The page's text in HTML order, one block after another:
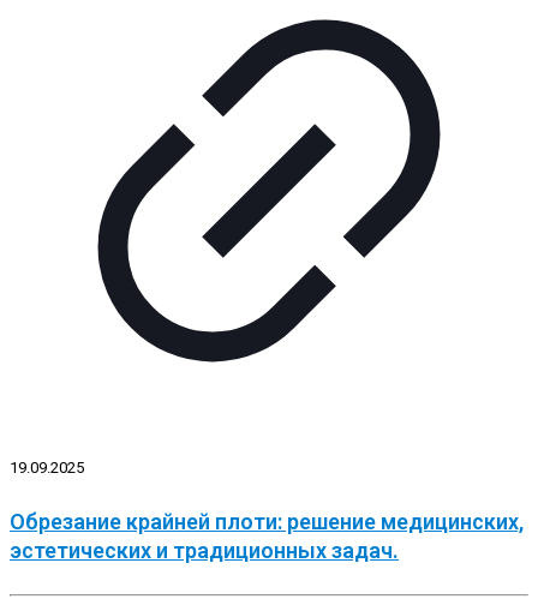
19.09.2025
Обрезание крайней плоти: решение медицинских,
эстетических и традиционных задач.